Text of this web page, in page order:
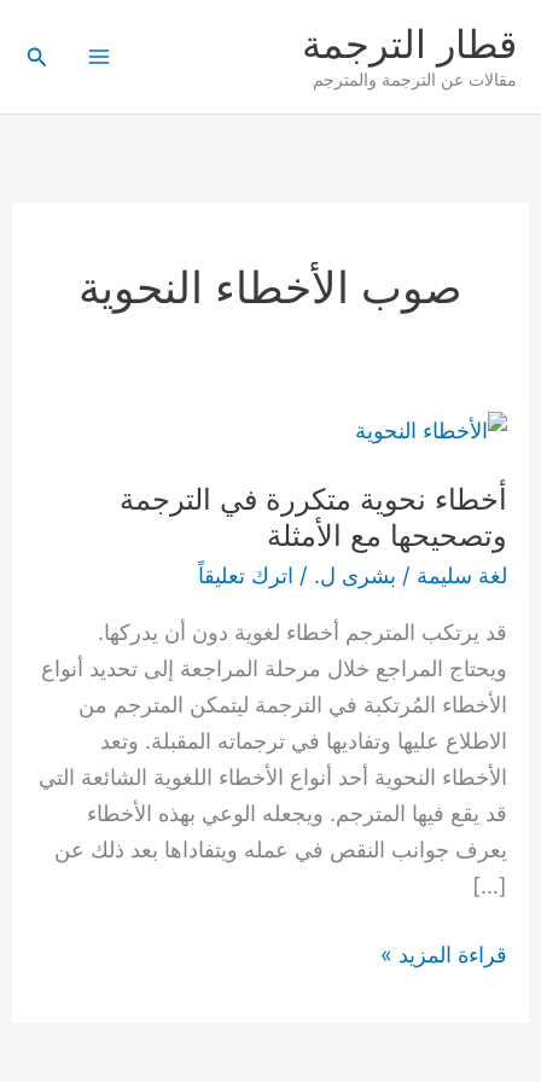
إلى
المحتوى
قطار الترجمة
مقالات عن الترجمة والمترجم
صوب الأخطاء النحوية
أخطاء نحوية متكررة في الترجمة
وتصحيحها مع الأمثلة
لغة سليمة / بشرى ل. / اترك تعليقاً
قد يرتكب المترجم أخطاء لغوية دون أن يدركها.
ويحتاج المراجع خلال مرحلة المراجعة إلى تحديد أنواع
الأخطاء المُرتكبة في الترجمة ليتمكن المترجم من
الاطلاع عليها وتفاديها في ترجماته المقبلة. وتعد
الأخطاء النحوية أحد أنواع الأخطاء اللغوية الشائعة التي
قد يقع فيها المترجم. ويجعله الوعي بهذه الأخطاء
يعرف جوانب النقص في عمله ويتفاداها بعد ذلك عن
[…]
أخطاء
متكررة
في
الترجمة
مع
الأمثلة
قراءة المزيد »